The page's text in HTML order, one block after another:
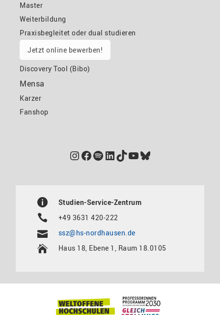
Master
Weiterbildung
Praxisbegleitet oder dual studieren
Jetzt online bewerben!
Discovery Tool (Bibo)
Mensa
Karzer
Fanshop
Instagram
Facebook
Spotify
LinkedIn
TikTok
YouTube
Bluesky
Studien-Service-Zentrum
+49 3631 420-222
ssz@hs-nordhausen.de
Haus 18, Ebene 1, Raum 18.0105